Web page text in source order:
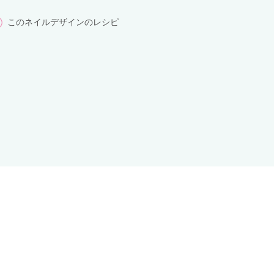
このネイルデザインのレシピ